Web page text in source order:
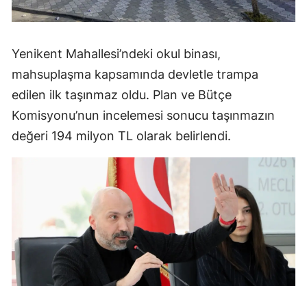
Yenikent Mahallesi’ndeki okul binası,
mahsuplaşma kapsamında devletle trampa
edilen ilk taşınmaz oldu. Plan ve Bütçe
Komisyonu’nun incelemesi sonucu taşınmazın
değeri 194 milyon TL olarak belirlendi.